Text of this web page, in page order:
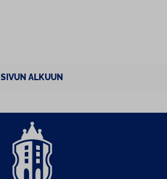
SIVUN ALKUUN